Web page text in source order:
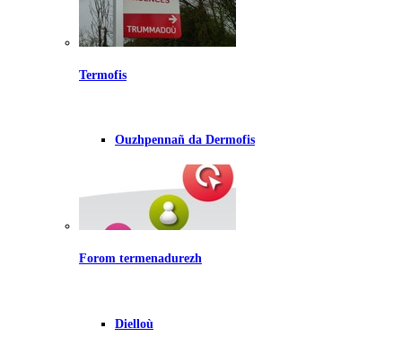
Termofis
Ouzhpennañ da Dermofis
Forom termenadurezh
Dielloù